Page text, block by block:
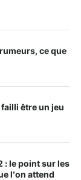
ce que
failli être un jeu
: le point sur les
l’on attend